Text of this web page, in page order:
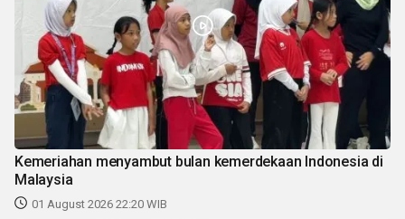
Kemeriahan menyambut bulan kemerdekaan Indonesia di
Malaysia
01 August 2026 22:20 WIB